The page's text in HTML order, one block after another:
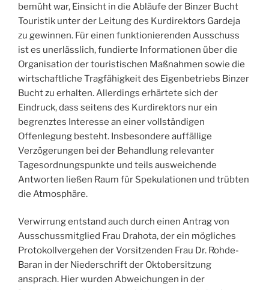
bemüht war, Einsicht in die Abläufe der Binzer Bucht
Touristik unter der Leitung des Kurdirektors Gardeja
zu gewinnen. Für einen funktionierenden Ausschuss
ist es unerlässlich, fundierte Informationen über die
Organisation der touristischen Maßnahmen sowie die
wirtschaftliche Tragfähigkeit des Eigenbetriebs Binzer
Bucht zu erhalten. Allerdings erhärtete sich der
Eindruck, dass seitens des Kurdirektors nur ein
begrenztes Interesse an einer vollständigen
Offenlegung besteht. Insbesondere auffällige
Verzögerungen bei der Behandlung relevanter
Tagesordnungspunkte und teils ausweichende
Antworten ließen Raum für Spekulationen und trübten
die Atmosphäre.
Verwirrung entstand auch durch einen Antrag von
Ausschussmitglied Frau Drahota, der ein mögliches
Protokollvergehen der Vorsitzenden Frau Dr. Rohde-
Baran in der Niederschrift der Oktobersitzung
ansprach. Hier wurden Abweichungen in der